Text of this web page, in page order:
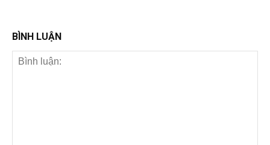
BÌNH LUẬN